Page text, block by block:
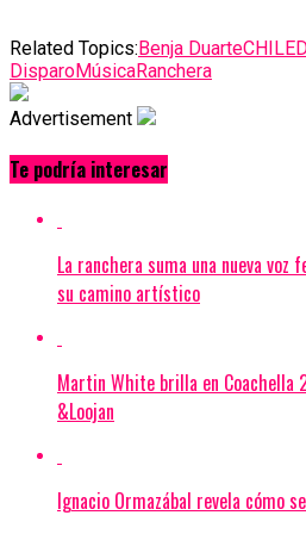
Related Topics:Benja DuarteCHILE
DisparoMúsicaRanchera
Advertisement
Te podría interesar
La ranchera suma una nueva voz
su camino artístico
Martin White brilla en Coachella
&Loojan
Ignacio Ormazábal revela cómo